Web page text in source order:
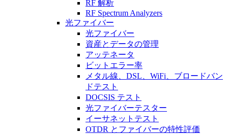
RF 解析
RF Spectrum Analyzers
光ファイバー
光ファイバー
資産とデータの管理
アッテネータ
ビットエラー率
メタル線、DSL、WiFi、ブロードバン
ドテスト
DOCSIS テスト
光ファイバーテスター
イーサネットテスト
OTDR とファイバーの特性評価